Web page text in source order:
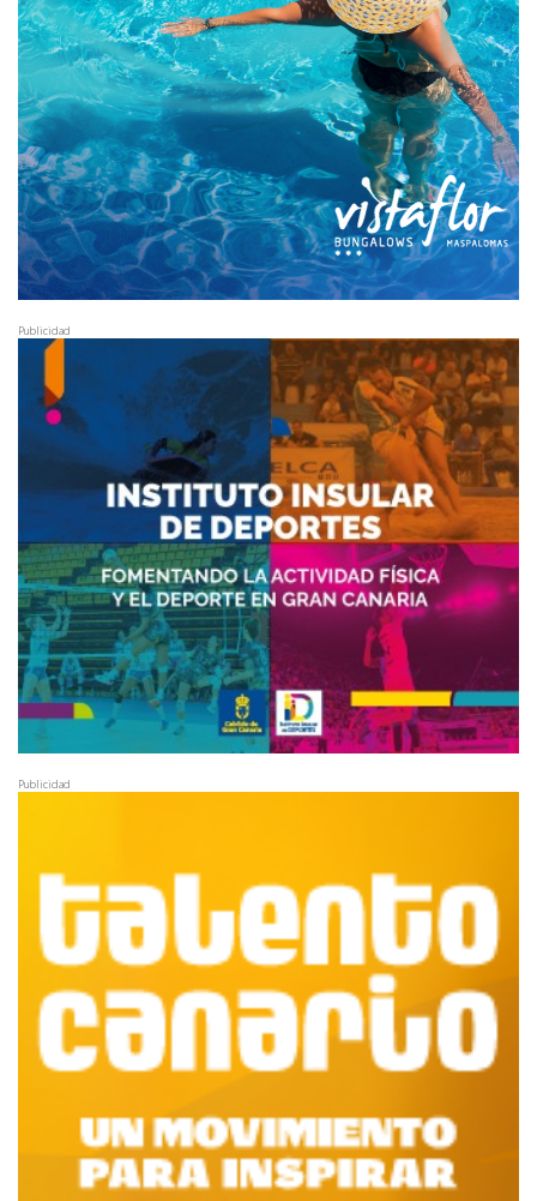
Publicidad
Publicidad